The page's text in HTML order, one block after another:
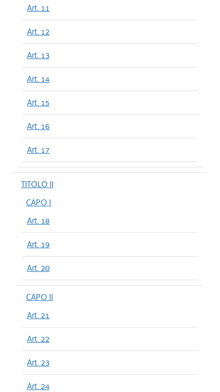
Art. 11
Art. 12
Art. 13
Art. 14
Art. 15
Art. 16
Art. 17
TITOLO II
CAPO I
Art. 18
Art. 19
Art. 20
CAPO II
Art. 21
Art. 22
Art. 23
Art. 24